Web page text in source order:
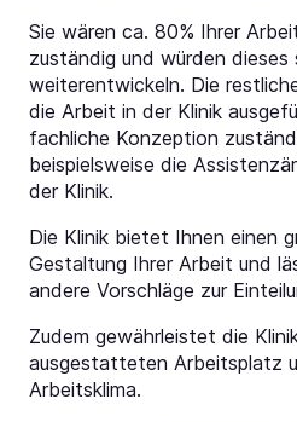
Sie wären ca. 80% Ihrer
zuständig und würden
weiterentwickeln. Die
die Arbeit in der Klinik
fachliche Konzeption
beispielsweise die
der Klinik.
Die Klinik bietet Ihnen einen
Gestaltung Ihrer Arbeit und
andere Vorschläge zur
Zudem gewährleistet die
ausgestatteten Arbeitsplatz
Arbeitsklima.